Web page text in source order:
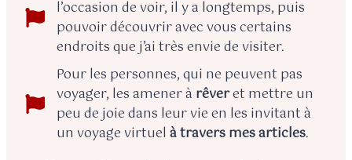
l’occasion de voir, il y a longtemps, puis
pouvoir découvrir avec vous certains
endroits que j’ai très envie de visiter.
Pour les personnes, qui ne peuvent pas
voyager, les amener à rêveret mettre un
peu de joie dans leur vie en les invitant à
un voyage virtuel à travers mes articles.